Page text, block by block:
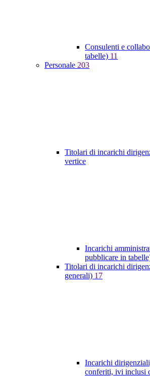
Consulenti e
tabelle) 11
Personale 203
Titolari di incarichi
vertice
Incarichi
pubblicare in
Titolari di incarichi
generali) 17
Incarichi
conferiti, ivi inclusi